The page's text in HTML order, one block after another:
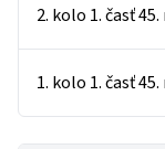
2. kolo 1. časť
1. kolo 1. časť